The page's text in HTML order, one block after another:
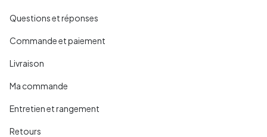
Questions et réponses
Commande et paiement
Livraison
Ma commande
Entretien et rangement
Retours